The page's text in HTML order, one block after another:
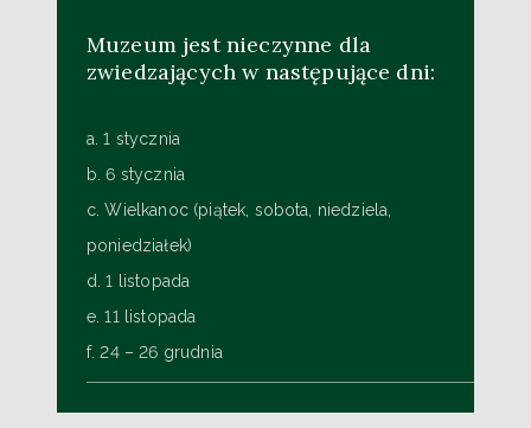
Muzeum jest nieczynne dla
zwiedzających w następujące dni:
a. 1 stycznia
b. 6 stycznia
c. Wielkanoc (piątek, sobota, niedziela,
poniedziałek)
d. 1 listopada
e. 11 listopada
f. 24 – 26 grudnia